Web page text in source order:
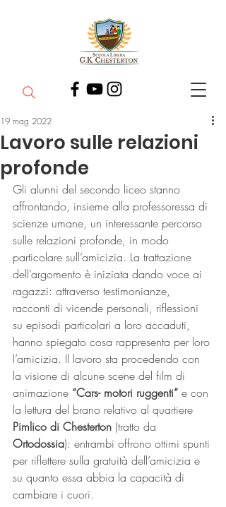
Lavoro sulle relazioni
profonde
19 mag 2022
Gli alunni del secondo liceo stanno
affrontando, insieme alla professoressa di
scienze umane, un interessante percorso
sulle relazioni profonde, in modo
particolare sull’amicizia. La trattazione
dell’argomento è iniziata dando voce ai
ragazzi: attraverso testimonianze,
racconti di vicende personali, riflessioni
su episodi particolari a loro accaduti,
hanno spiegato cosa rappresenta per loro
l’amicizia. Il lavoro sta procedendo con
la visione di alcune scene del film di
animazione “Cars- motori ruggenti” e con
la lettura del brano relativo al quartiere
Pimlico di Chesterton (tratto da
Ortodossia): entrambi offrono ottimi spunti
per riflettere sulla gratuità dell’amicizia e
su quanto essa abbia la capacità di
cambiare i cuori.